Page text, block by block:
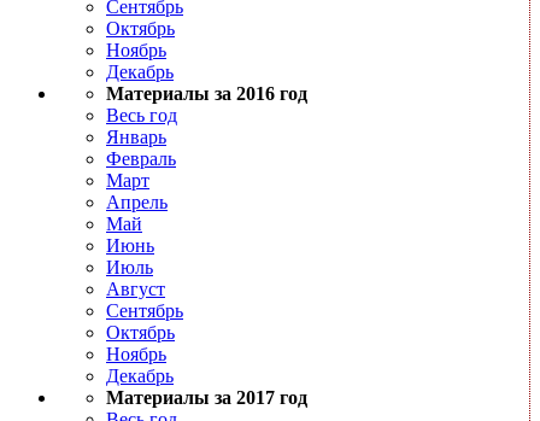
Сентябрь
Октябрь
Ноябрь
Декабрь
Материалы за 2016 год
Весь год
Январь
Февраль
Март
Апрель
Май
Июнь
Июль
Август
Сентябрь
Октябрь
Ноябрь
Декабрь
Материалы за 2017 год